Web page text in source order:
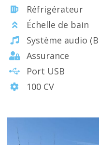
Réfrigérateur
Échelle de bain
Système audio
Assurance
Port USB
100 CV